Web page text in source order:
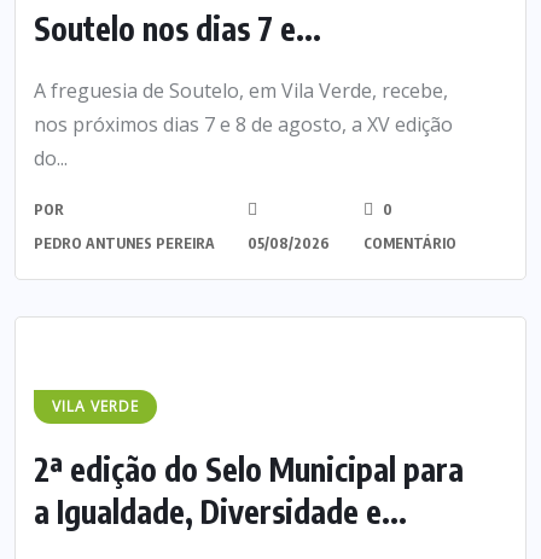
Soutelo nos dias 7 e...
A freguesia de Soutelo, em Vila Verde, recebe,
nos próximos dias 7 e 8 de agosto, a XV edição
do...
POR
PEDRO ANTUNES PEREIRA
05/08/2026
0
COMENTÁRIO
VILA VERDE
2ª edição do Selo Municipal para
a Igualdade, Diversidade e...